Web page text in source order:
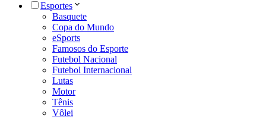
Esportes
Basquete
Copa do Mundo
eSports
Famosos do Esporte
Futebol Nacional
Futebol Internacional
Lutas
Motor
Tênis
Vôlei